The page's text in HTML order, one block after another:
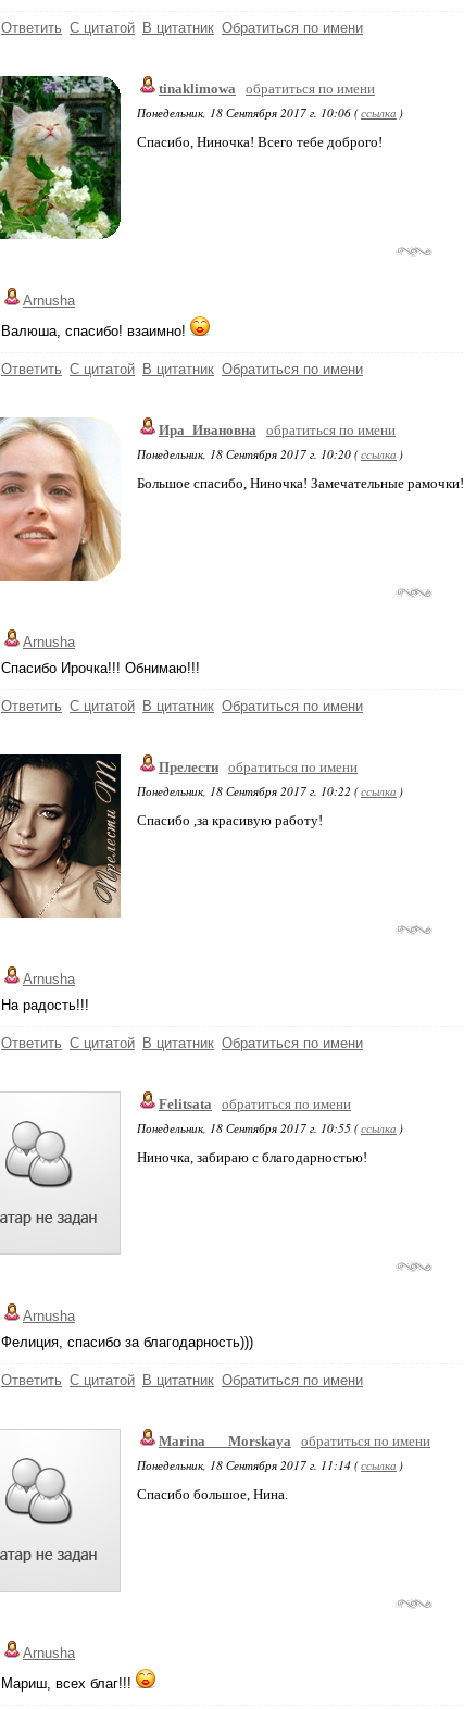
Ответить С цитатой В цитатник Обратиться по имени
tinaklimowa
обратиться по имени
Понедельник, 18 Сентября 2017 г. 10:06 (ссылка )
Спасибо, Ниночка! Всего тебе доброго!
Arnusha
Валюша, спасибо! взаимно!
Ответить С цитатой В цитатник Обратиться по имени
Ира_Ивановна
обратиться по имени
Понедельник, 18 Сентября 2017 г. 10:20 (ссылка )
Большое спасибо, Ниночка! Замечательные рамочки!
Arnusha
Спасибо Ирочка!!! Обнимаю!!!
Ответить С цитатой В цитатник Обратиться по имени
Прелести обратиться по имени
Понедельник, 18 Сентября 2017 г. 10:22 (ссылка )
Спасибо ,за красивую работу!
Arnusha
На радость!!!
Ответить С цитатой В цитатник Обратиться по имени
Felitsata
обратиться по имени
Понедельник, 18 Сентября 2017 г. 10:55 (ссылка )
Ниночка, забираю с благодарностью!
Arnusha
Фелиция, спасибо за благодарность)))
Ответить С цитатой В цитатник Обратиться по имени
Marina___Morskaya
обратиться по имени
Понедельник, 18 Сентября 2017 г. 11:14 (ссылка )
Спасибо большое, Нина.
Arnusha
Мариш, всех благ!!!